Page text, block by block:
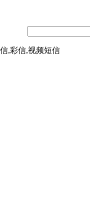
,彩信,视频短信